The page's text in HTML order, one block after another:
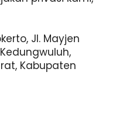
Jl. Mayjen
Kabupaten